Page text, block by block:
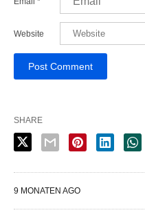
Website
SHARE
9 MONATEN AGO